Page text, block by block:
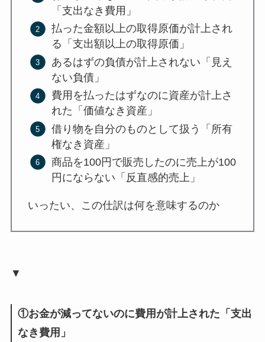
「支出なき費用」
払った金額以上の取得原価が計上され
る「支出額以上の取得原価」
あるはずの負債が計上されない「見え
ない負債」
費用を払ったはずなのに資産が計上さ
れた「価値なき資産」
借り物を自分のものとして扱う「所有
権なき資産」
商品を100円で販売したのに売上が100
円にならない「反直感的売上」
いったい、この仕訳は何を意味するのか
▼
①お金が減ってないのに費用が計上された「支出
なき費用」